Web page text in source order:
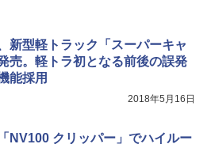
新型軽トラック「スーパーキャ
売。軽トラ初となる前後の誤発
能採用
2018年5月16日
NV100 クリッパー」でハイルー